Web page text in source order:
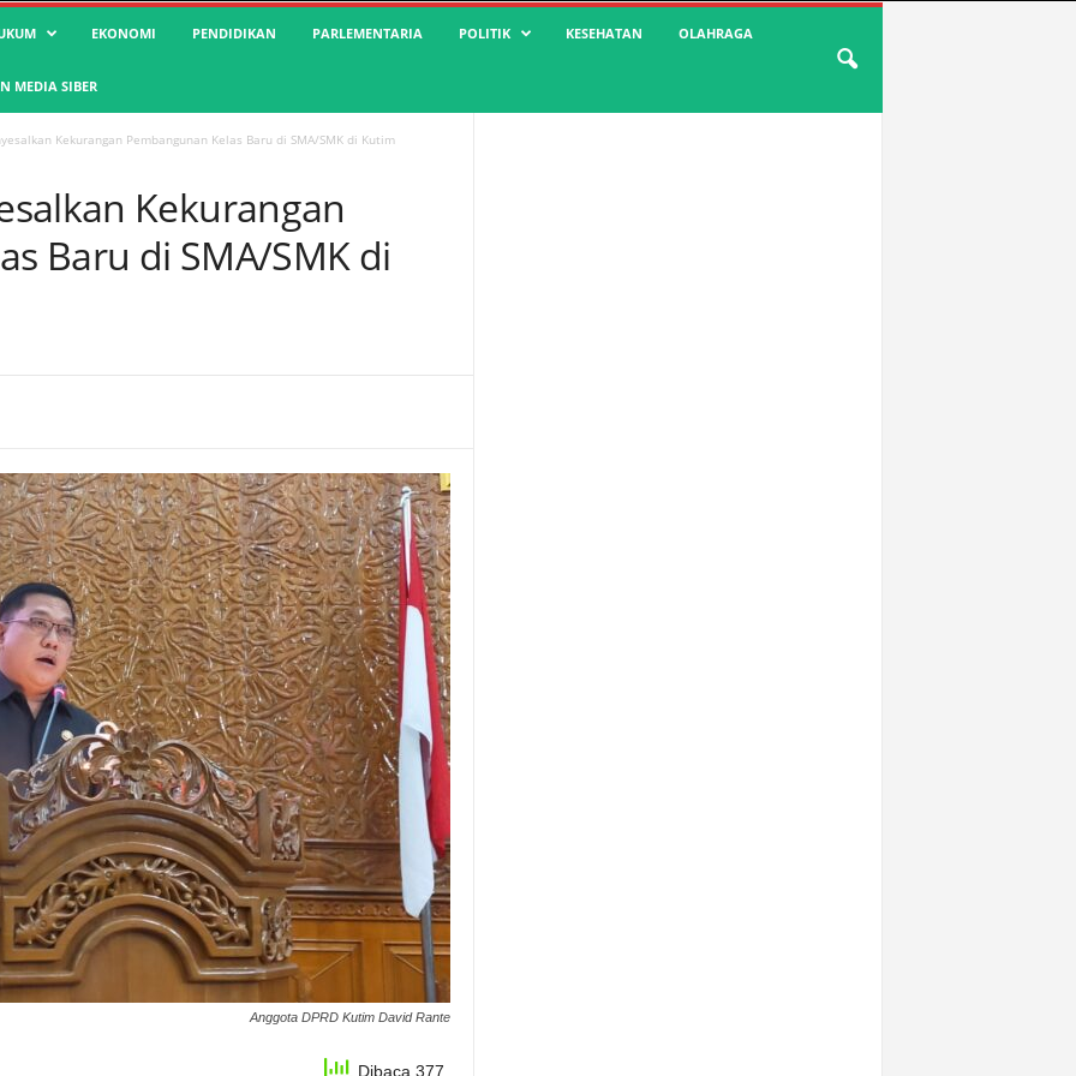
EKONOMI PENDIDIKAN PARLEMENTARIA POLITIK KESEHATAN OLAHRAGA
MEDIA SIBER
Kekurangan Pembangunan Kelas Baru di SMA/SMK di Kutim
Kekurangan
Baru di SMA/SMK di
Anggota DPRD Kutim David Rante
Dibaca 377